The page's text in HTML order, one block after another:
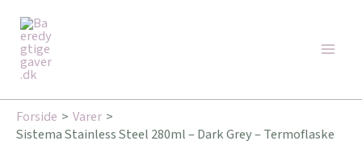
indholdet
Forside
Varer
Sistema Stainless Steel 280ml – Dark Grey – Termoflaske
Tilbud!
Tilbud!
179,00 kr..143,20 kr..
Tilbud!
Tilbud!
349,95 kr..246,00 kr..
Tilbud!
Tilbud!
34,95 kr..29,95 kr..